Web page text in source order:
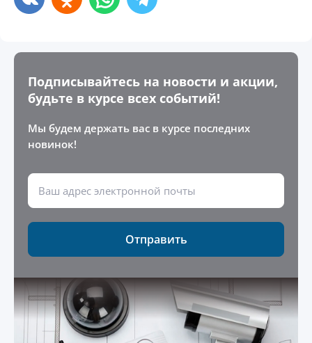
Подписывайтесь на новости и акции,
будьте в курсе всех событий!
Мы будем держать вас в курсе последних
новинок!
Отправить